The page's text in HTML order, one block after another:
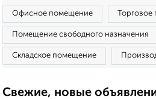
Офисное помещение
Помещение свободного назначения
Складское помещение
Свежие, новые